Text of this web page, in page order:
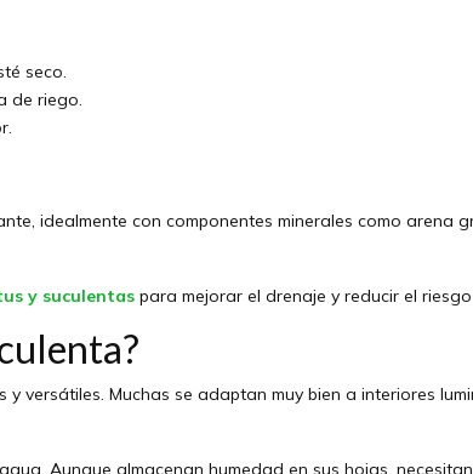
seco.
de riego.
idealmente con componentes minerales como arena
y suculentas para mejorar el drenaje y reducir el
versátiles. Muchas se adaptan muy bien a interiores
Aunque almacenan humedad en sus hojas,